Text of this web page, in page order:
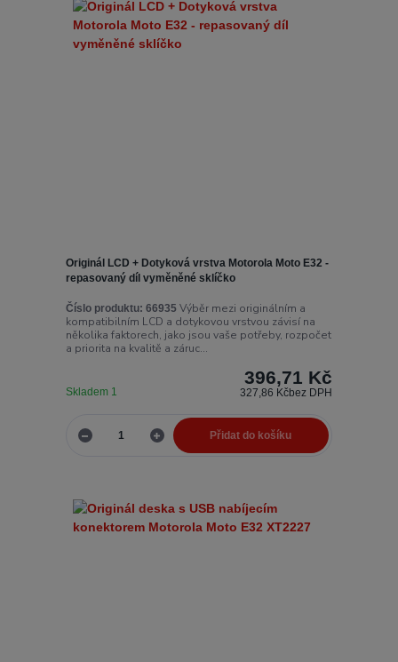
Originál LCD + Dotyková vrstva Motorola Moto E32 -
repasovaný díl vyměněné sklíčko
Číslo produktu: 66935 Výběr mezi originálním a
kompatibilním LCD a dotykovou vrstvou závisí na
několika faktorech, jako jsou vaše potřeby, rozpočet
a priorita na kvalitě a záruc...
396,71 Kč
327,86 Kčbez DPH
Skladem 1
Přidat do košíku